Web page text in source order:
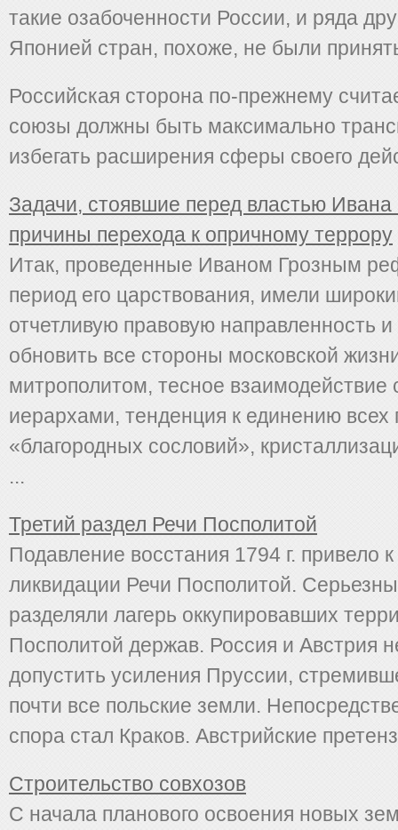
такие озабоченности России, и ряда
Японией стран, похоже, не были
Российская сторона по-прежнему
союзы должны быть максимально
избегать расширения сферы своего
Задачи, стоявшие перед властью Ивана
причины перехода к опричному террору
Итак, проведенные Иваном Грозным
период его царствования, имели
отчетливую правовую направленность
обновить все стороны московской
митрополитом, тесное взаимодействие
иерархами, тенденция к единению всех
«благородных сословий»,
...
Третий раздел Речи Посполитой
Подавление восстания 1794 г. привело
ликвидации Речи Посполитой.
разделяли лагерь оккупировавших
Посполитой держав. Россия и Австрия
допустить уси­ления Пруссии,
почти все польские земли.
спора стал Краков. Австрийские
Строительство совхозов
С начала планового освоения новых